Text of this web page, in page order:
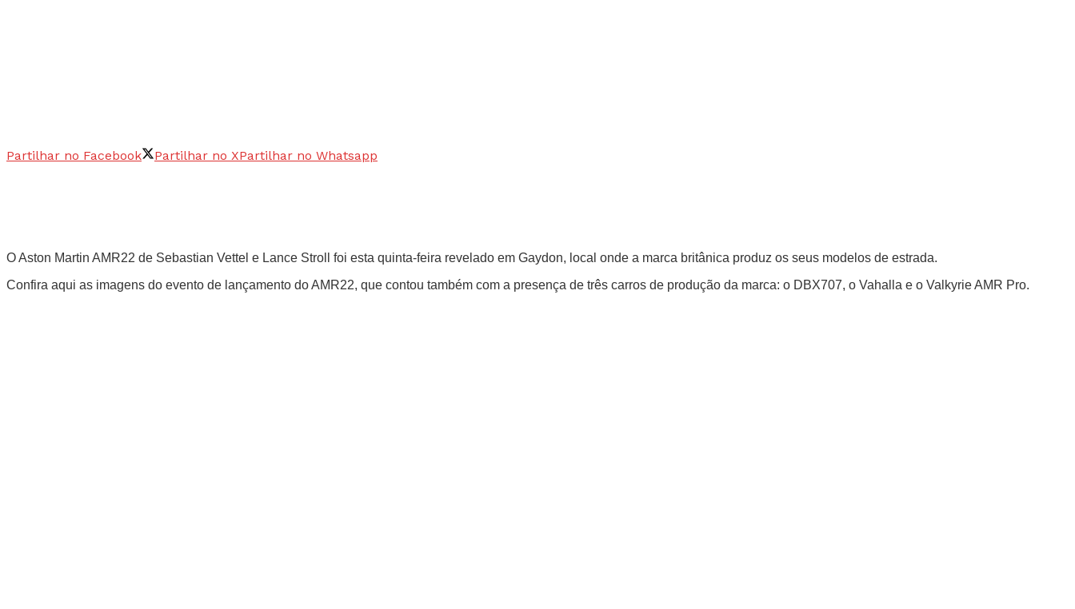
Partilhar no Facebook Partilhar no XPartilhar no Whatsapp
O Aston Martin AMR22 de Sebastian Vettel e Lance Stroll foi esta quinta-feira revelado em Gaydon, local onde a marca britânica produz os seus modelos de estrada.
Confira aqui as imagens do evento de lançamento do AMR22, que contou também com a presença de três carros de produção da marca: o DBX707, o Vahalla e o Valkyrie AMR Pro.